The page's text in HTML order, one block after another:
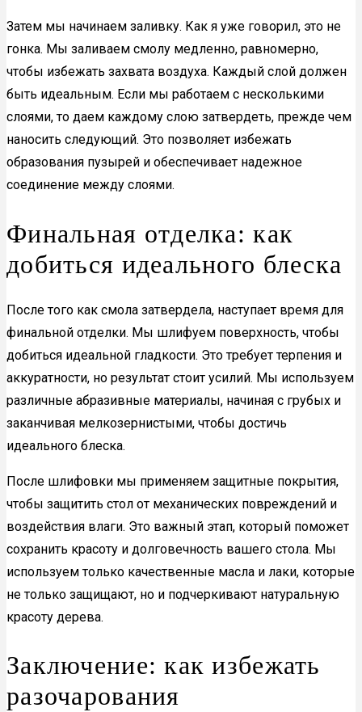
Затем мы начинаем заливку. Как я уже говорил, это не
гонка. Мы заливаем смолу медленно, равномерно,
чтобы избежать захвата воздуха. Каждый слой должен
быть идеальным. Если мы работаем с несколькими
слоями, то даем каждому слою затвердеть, прежде чем
наносить следующий. Это позволяет избежать
образования пузырей и обеспечивает надежное
соединение между слоями.
Финальная отделка: как
добиться идеального блеска
После того как смола затвердела, наступает время для
финальной отделки. Мы шлифуем поверхность, чтобы
добиться идеальной гладкости. Это требует терпения и
аккуратности, но результат стоит усилий. Мы используем
различные абразивные материалы, начиная с грубых и
заканчивая мелкозернистыми, чтобы достичь
идеального блеска.
После шлифовки мы применяем защитные покрытия,
чтобы защитить стол от механических повреждений и
воздействия влаги. Это важный этап, который поможет
сохранить красоту и долговечность вашего стола. Мы
используем только качественные масла и лаки, которые
не только защищают, но и подчеркивают натуральную
красоту дерева.
Заключение: как избежать
разочарования